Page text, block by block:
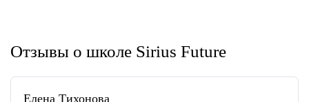
Отзывы о школе Sirius Future
Елена Тихонова